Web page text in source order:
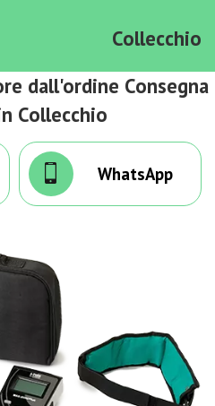
Collecchio
dall'ordine Consegna
Collecchio
WhatsApp